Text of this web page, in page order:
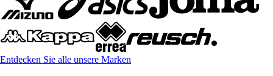
Entdecken Sie alle unsere Marken